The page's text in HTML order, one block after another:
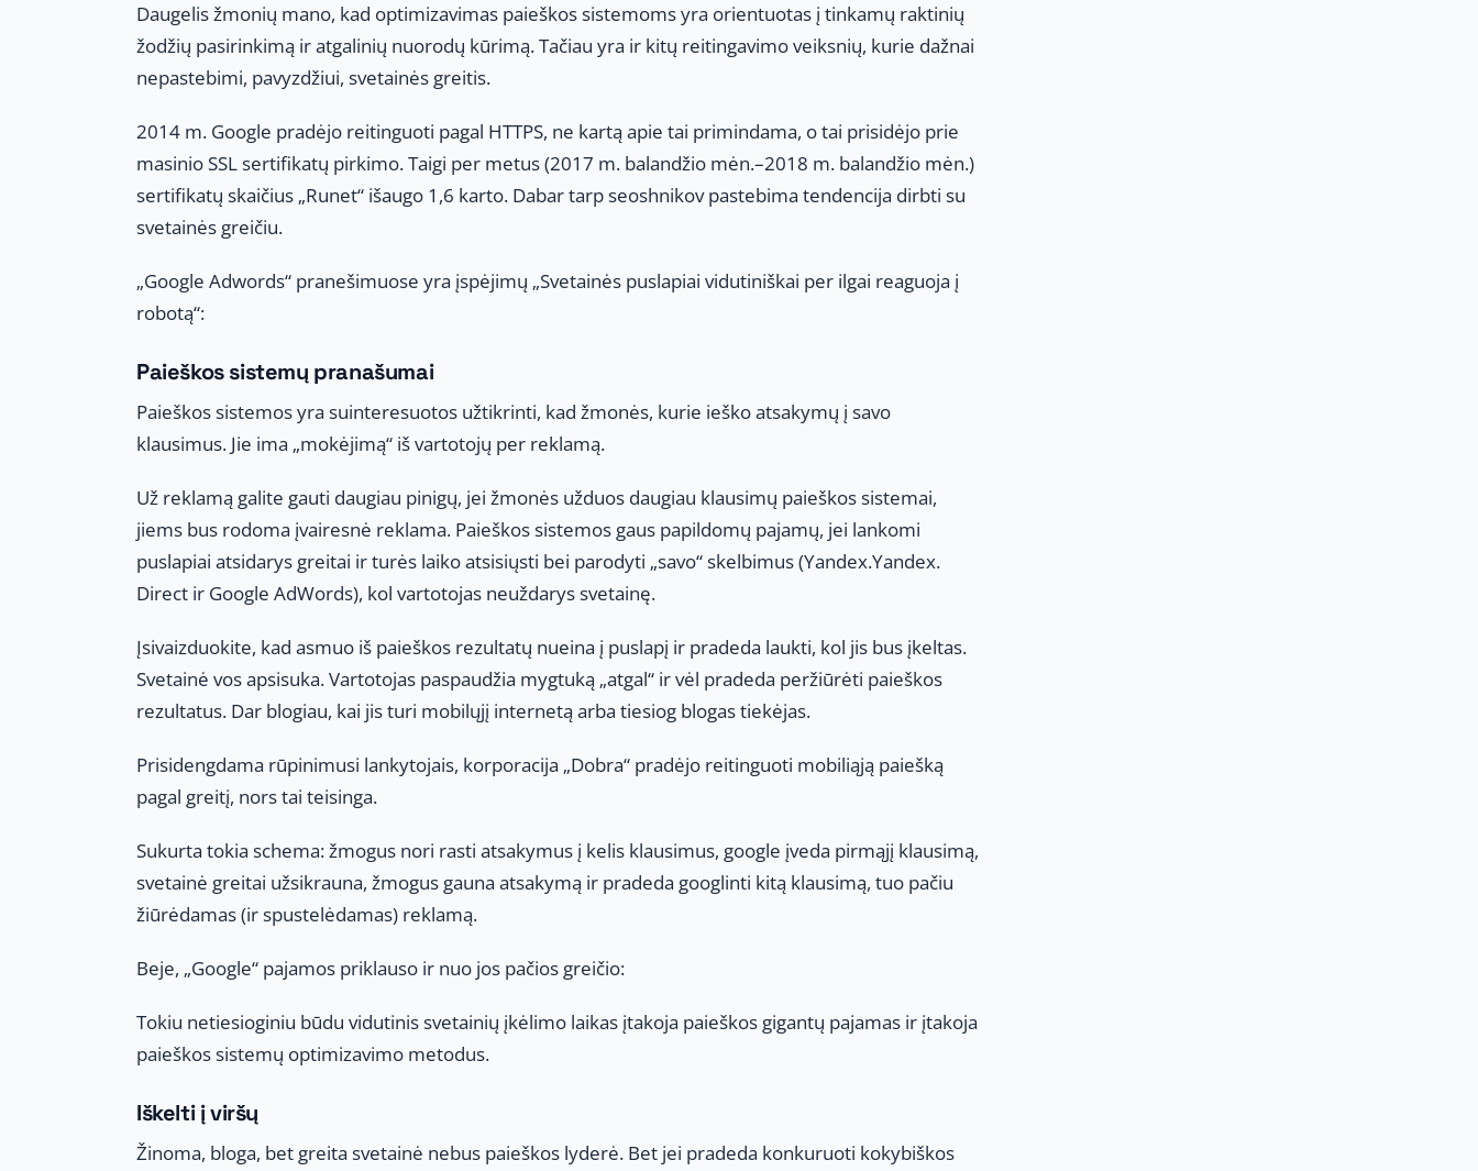
Daugelis žmonių mano, kad optimizavimas paieškos sistemoms yra orientuotas į tinkamų raktinių
žodžių pasirinkimą ir atgalinių nuorodų kūrimą. Tačiau yra ir kitų reitingavimo veiksnių, kurie dažnai
nepastebimi, pavyzdžiui, svetainės greitis.
2014 m. Google pradėjo reitinguoti pagal HTTPS, ne kartą apie tai primindama, o tai prisidėjo prie
masinio SSL sertifikatų pirkimo. Taigi per metus (2017 m. balandžio mėn.–2018 m. balandžio mėn.)
sertifikatų skaičius „Runet“ išaugo 1,6 karto. Dabar tarp seoshnikov pastebima tendencija dirbti su
svetainės greičiu.
„Google Adwords“ pranešimuose yra įspėjimų „Svetainės puslapiai vidutiniškai per ilgai reaguoja į
robotą“:
Paieškos sistemų pranašumai
Paieškos sistemos yra suinteresuotos užtikrinti, kad žmonės, kurie ieško atsakymų į savo
klausimus. Jie ima „mokėjimą“ iš vartotojų per reklamą.
Už reklamą galite gauti daugiau pinigų, jei žmonės užduos daugiau klausimų paieškos sistemai,
jiems bus rodoma įvairesnė reklama. Paieškos sistemos gaus papildomų pajamų, jei lankomi
puslapiai atsidarys greitai ir turės laiko atsisiųsti bei parodyti „savo“ skelbimus (Yandex.Yandex.
Direct ir Google AdWords), kol vartotojas neuždarys svetainę.
Įsivaizduokite, kad asmuo iš paieškos rezultatų nueina į puslapį ir pradeda laukti, kol jis bus įkeltas.
Svetainė vos apsisuka. Vartotojas paspaudžia mygtuką „atgal“ ir vėl pradeda peržiūrėti paieškos
rezultatus. Dar blogiau, kai jis turi mobilųjį internetą arba tiesiog blogas tiekėjas.
Prisidengdama rūpinimusi lankytojais, korporacija „Dobra“ pradėjo reitinguoti mobiliąją paiešką
pagal greitį, nors tai teisinga.
Sukurta tokia schema: žmogus nori rasti atsakymus į kelis klausimus, google įveda pirmąjį klausimą,
svetainė greitai užsikrauna, žmogus gauna atsakymą ir pradeda googlinti kitą klausimą, tuo pačiu
žiūrėdamas (ir spustelėdamas) reklamą.
Beje, „Google“ pajamos priklauso ir nuo jos pačios greičio:
Tokiu netiesioginiu būdu vidutinis svetainių įkėlimo laikas įtakoja paieškos gigantų pajamas ir įtakoja
paieškos sistemų optimizavimo metodus.
Iškelti į viršų
Žinoma, bloga, bet greita svetainė nebus paieškos lyderė. Bet jei pradeda konkuruoti kokybiškos